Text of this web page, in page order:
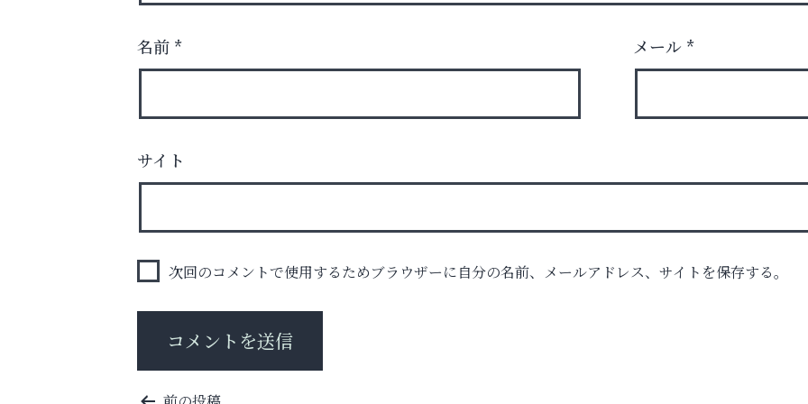
OTTO南芦屋浜皮膚科クリニック、開院！
便利屋ファースト
名前 * メール *
サイト
次回のコメントで使用するためブラウザーに自分の名前、メールアドレス、サイトを保存する。